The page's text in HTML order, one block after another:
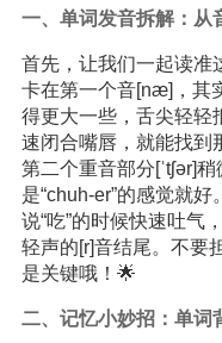
一、单词发音拆解：从
首先，让我们一起读准
卡在第一个音[næ]，其
得更大一些，舌尖轻
速闭合嘴唇，就能找到
第二个重音部分[ˈtʃər]
是“chuh-er”的感觉就好
说“吃”的时候快速吐气
轻声的[r]音结尾。不要
是关键哦！🌟
二、记忆小妙招：单词